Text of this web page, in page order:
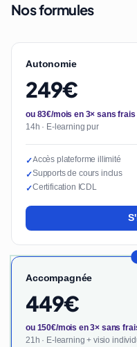
Nos formules
Autonomie
249€
ou 83€/mois en 3× sans frais
14h · E-learning pur
✓Accès plateforme illimité
✓Supports de cours inclus
✓Certification ICDL
Accompagnée
449€
ou 150€/mois en 3× sans
21h · E-learning + visio